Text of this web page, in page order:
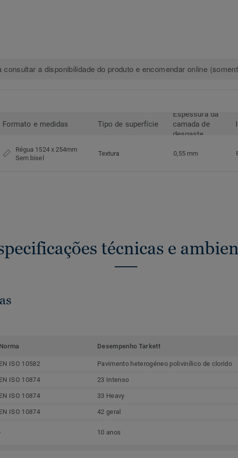
consultar a disponibilidade do produto e encomendar online
Formato e medidas Tipo de superfície
Espessura da
camada de
desgaste
Régua 1524 x 254mm
Sem bisel
Textura 0,55 mm
técnicas e
Norma Desempenho Tarkett
EN ISO 10582 Pavimento heterogéneo polivinílico de clorido
EN ISO 10874 23 Intenso
EN ISO 10874 33 Heavy
EN ISO 10874 42 geral
10 anos